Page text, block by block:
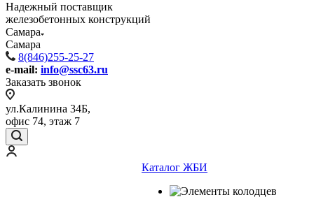
Надежный поставщик
железобетонных конструкций
Самара
Самара
8(846)255-25-27
e-mail: info@ssc63.ru
Заказать звонок
ул.Калинина 34Б,
офис 74, этаж 7
Каталог ЖБИ